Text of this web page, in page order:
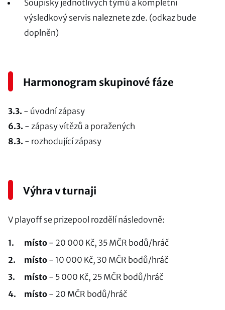
Soupisky jednotlivých týmů a kompletní
výsledkový servis naleznete zde. (odkaz bude
doplněn)
Harmonogram skupinové fáze
3.3. - úvodní zápasy
6.3. - zápasy vítězů a poražených
8.3. - rozhodující zápasy
Výhra v turnaji
V playoff se prizepool rozdělí následovně:
místo - 20 000 Kč, 35 MČR bodů/hráč
místo - 10 000 Kč, 30 MČR bodů/hráč
místo - 5 000 Kč, 25 MČR bodů/hráč
místo - 20 MČR bodů/hráč